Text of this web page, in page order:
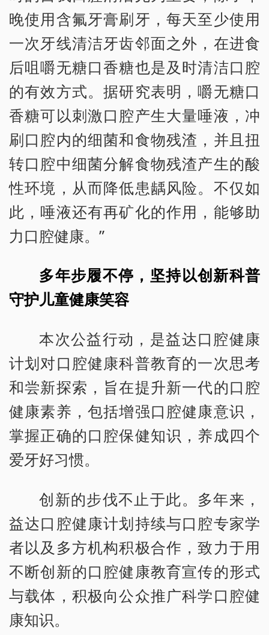
晚使用含氟牙膏刷牙，每天至少使用
一次牙线清洁牙齿邻面之外，在进食
后咀嚼无糖口香糖也是及时清洁口腔
的有效方式。据研究表明，嚼无糖口
香糖可以刺激口腔产生大量唾液，冲
刷口腔内的细菌和食物残渣，并且扭
转口腔中细菌分解食物残渣产生的酸
性环境，从而降低患龋风险。不仅如
此，唾液还有再矿化的作用，能够助
力口腔健康。”
多年步履不停，坚持以创新科普
守护儿童健康笑容
本次公益行动，是益达口腔健康
计划对口腔健康科普教育的一次思考
和尝新探索，旨在提升新一代的口腔
健康素养，包括增强口腔健康意识，
掌握正确的口腔保健知识，养成四个
爱牙好习惯。
创新的步伐不止于此。多年来，
益达口腔健康计划持续与口腔专家学
者以及多方机构积极合作，致力于用
不断创新的口腔健康教育宣传的形式
与载体，积极向公众推广科学口腔健
康知识。